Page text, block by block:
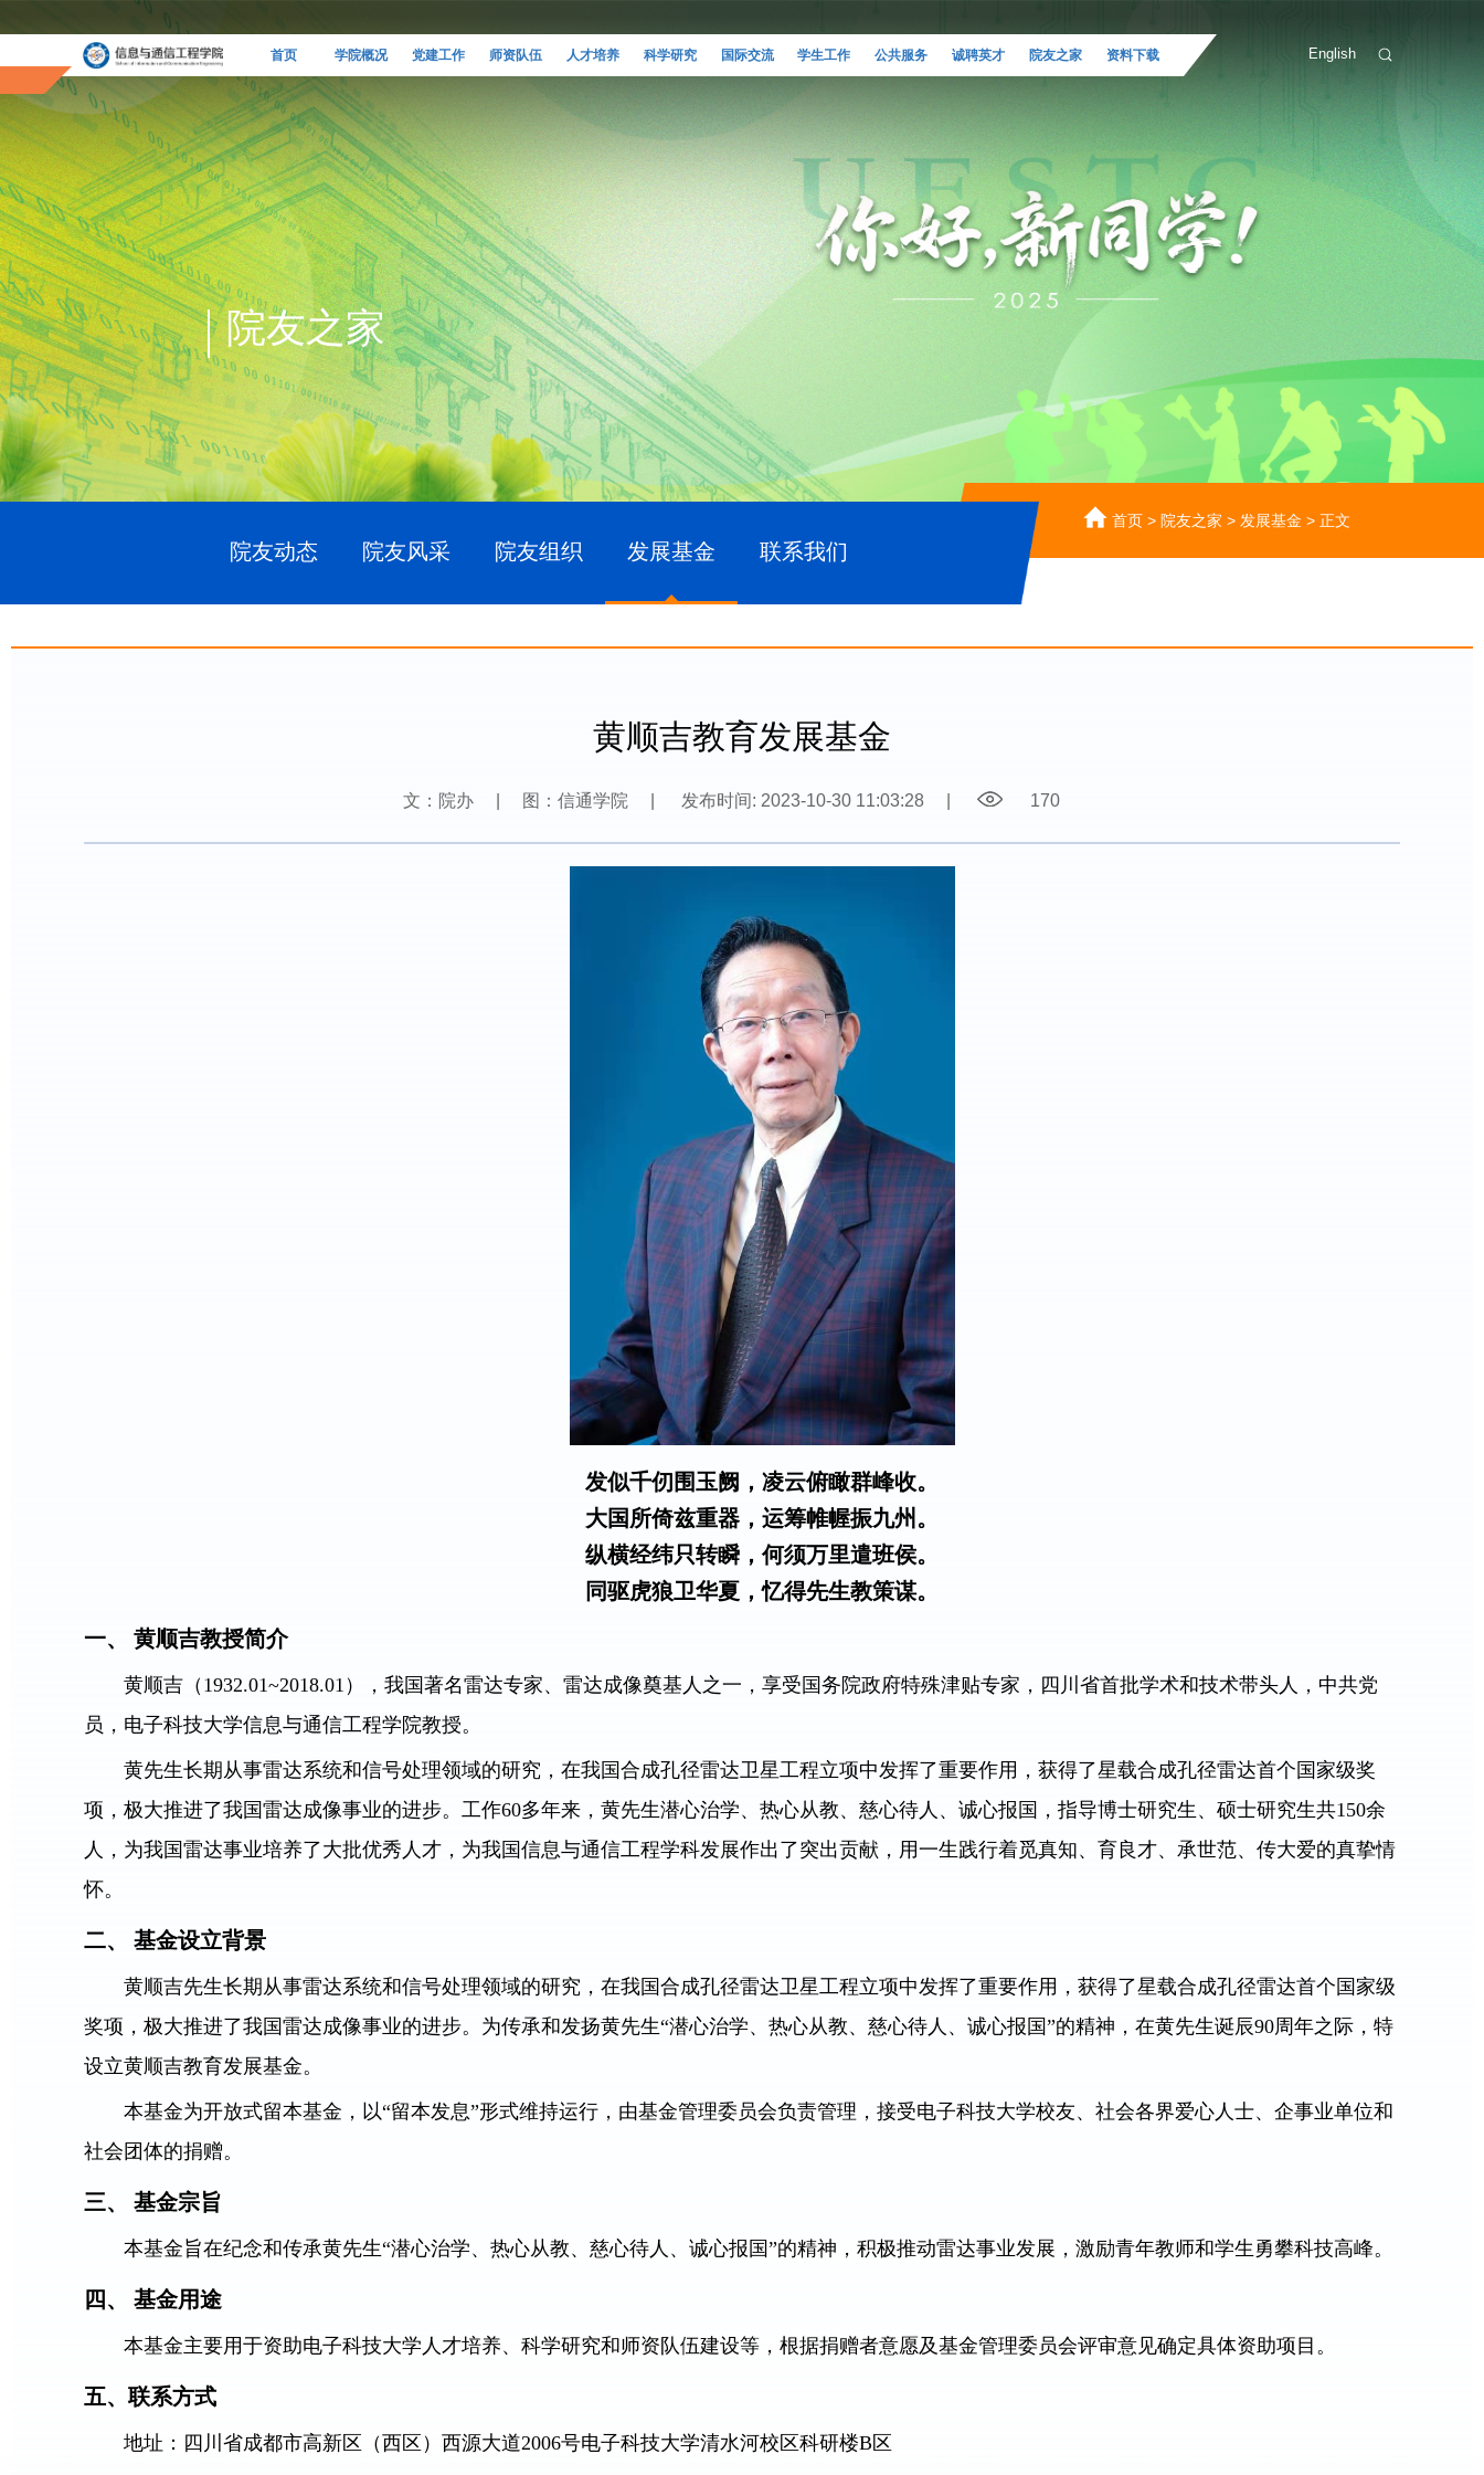
首页 学院概况 党建工作 师资队伍 人才培养 科学研究 国际交流 学生工作 公共服务 诚聘英才 院友之家 资料下载 English
院友之家
首页 > 院友之家 > 发展基金 > 正文
院友动态 院友风采 院友组织 发展基金 联系我们
黄顺吉教育发展基金
文：院办 图：信通学院 发布时间: 2023-10-30 11:03:28 170
发似千仞围玉阙，凌云俯瞰群峰收。
大国所倚兹重器，运筹帷幄振九州。
纵横经纬只转瞬，何须万里遣班侯。
同驱虎狼卫华夏，忆得先生教策谋。
一、 黄顺吉教授简介
黄顺吉（1932.01~2018.01），我国著名雷达专家、雷达成像奠基人之一，享受国务院政府特殊津贴专家，四川省首批学术和技术带头人，中共党
员，电子科技大学信息与通信工程学院教授。
黄先生长期从事雷达系统和信号处理领域的研究，在我国合成孔径雷达卫星工程立项中发挥了重要作用，获得了星载合成孔径雷达首个国家级奖
项，极大推进了我国雷达成像事业的进步。工作60多年来，黄先生潜心治学、热心从教、慈心待人、诚心报国，指导博士研究生、硕士研究生共150余
人，为我国雷达事业培养了大批优秀人才，为我国信息与通信工程学科发展作出了突出贡献，用一生践行着觅真知、育良才、承世范、传大爱的真挚情
怀。
二、 基金设立背景
黄顺吉先生长期从事雷达系统和信号处理领域的研究，在我国合成孔径雷达卫星工程立项中发挥了重要作用，获得了星载合成孔径雷达首个国家级
奖项，极大推进了我国雷达成像事业的进步。为传承和发扬黄先生“潜心治学、热心从教、慈心待人、诚心报国”的精神，在黄先生诞辰90周年之际，特
设立黄顺吉教育发展基金。
本基金为开放式留本基金，以“留本发息”形式维持运行，由基金管理委员会负责管理，接受电子科技大学校友、社会各界爱心人士、企事业单位和
社会团体的捐赠。
三、 基金宗旨
本基金旨在纪念和传承黄先生“潜心治学、热心从教、慈心待人、诚心报国”的精神，积极推动雷达事业发展，激励青年教师和学生勇攀科技高峰。
四、 基金用途
本基金主要用于资助电子科技大学人才培养、科学研究和师资队伍建设等，根据捐赠者意愿及基金管理委员会评审意见确定具体资助项目。
五、联系方式
地址：四川省成都市高新区（西区）西源大道2006号电子科技大学清水河校区科研楼B区